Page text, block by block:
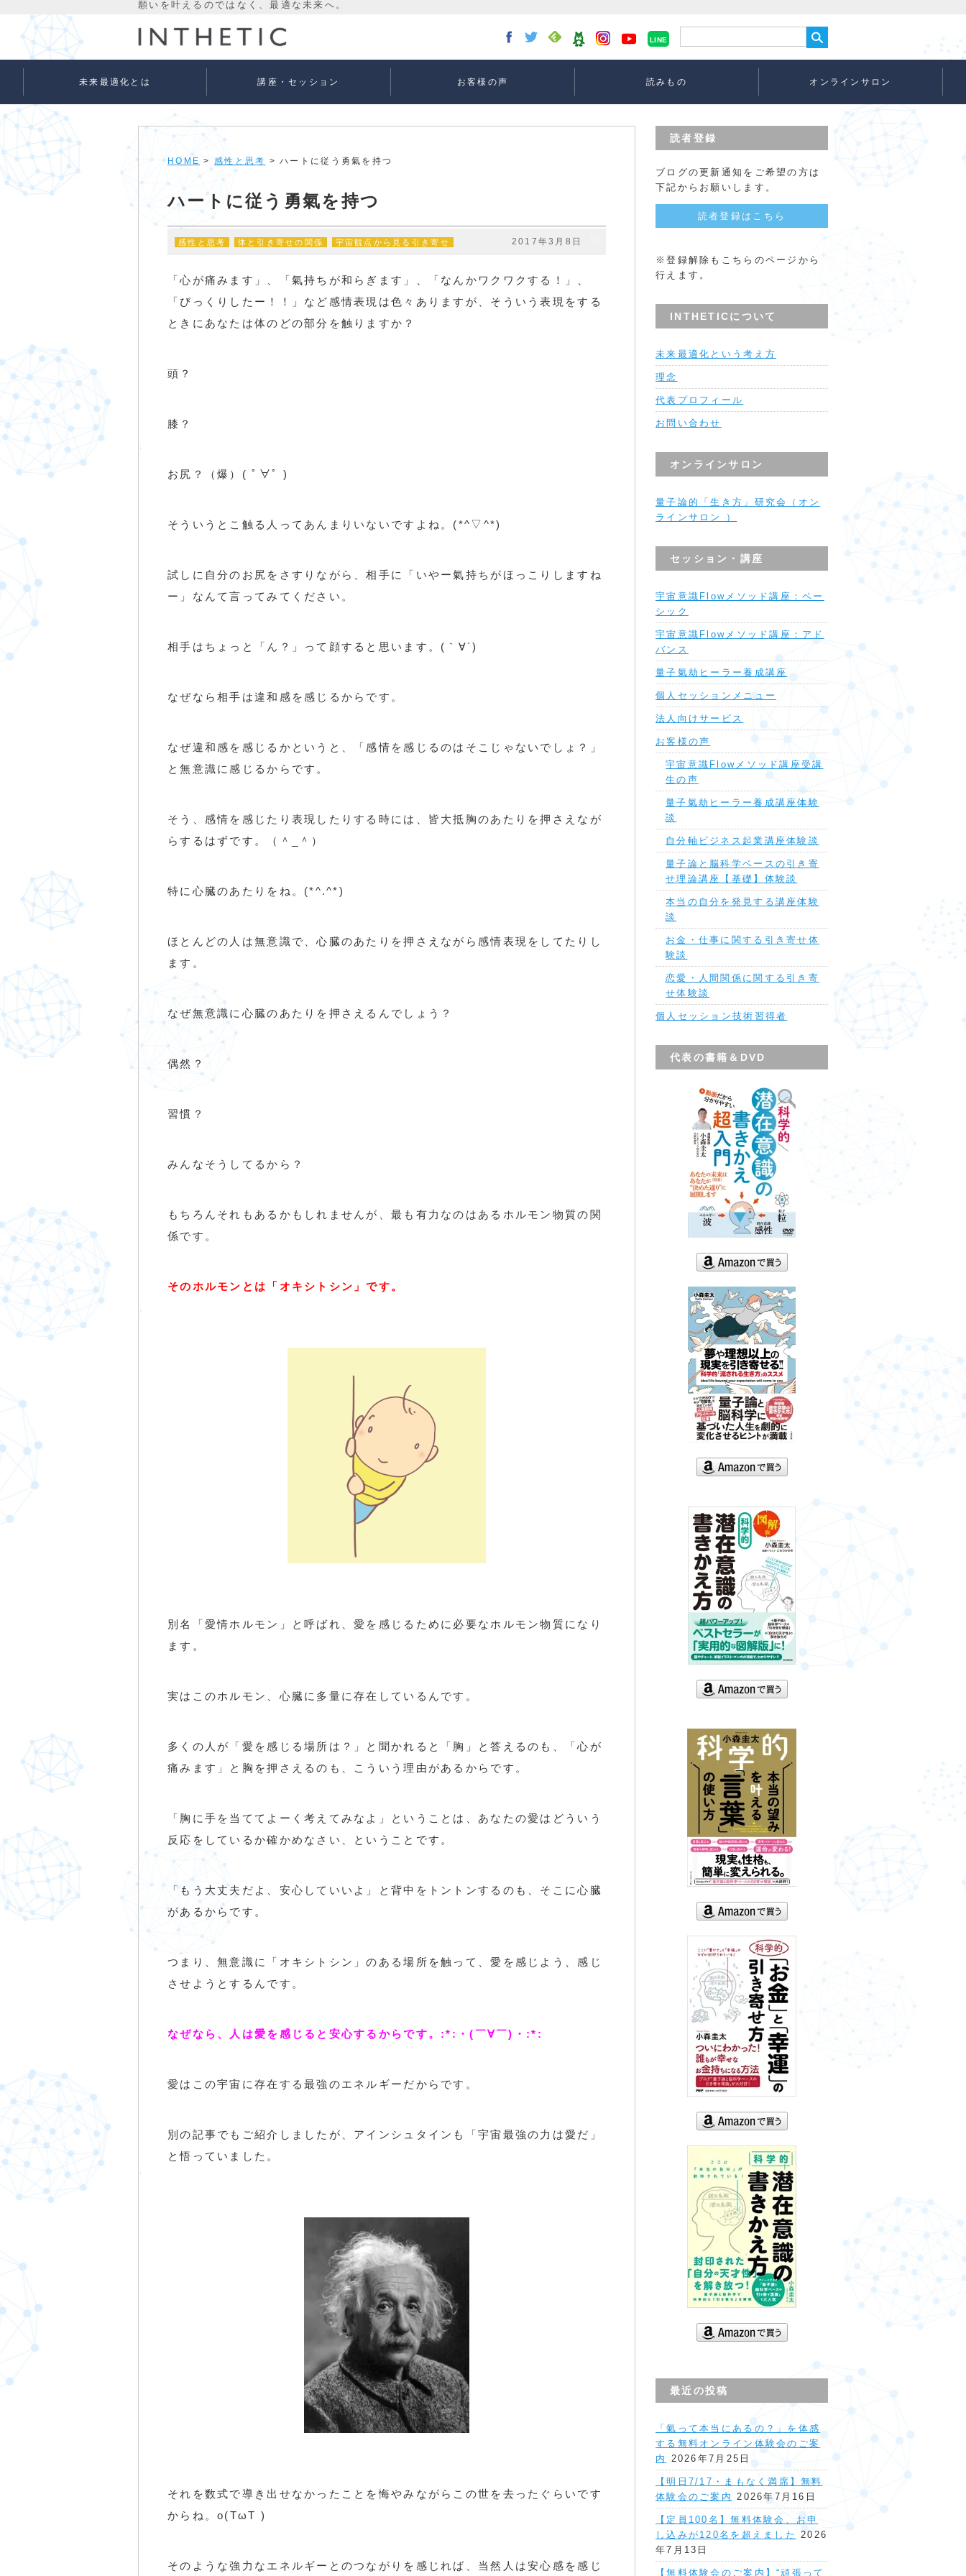
LINE
未来最適化とは 講座・セッション お客様の声 読みもの オンラインサロン
HOME > 感性と思考 > ハートに従う勇氣を持つ
ハートに従う勇氣を持つ
感性と思考 体と引き寄せの関係 宇宙観点から見る引き寄せ 2017年3月8日
「心が痛みます」、「氣持ちが和らぎます」、「なんかワクワクする！」、
「びっくりしたー！！」など感情表現は色々ありますが、そういう表現をする
ときにあなたは体のどの部分を触りますか？
頭？
膝？
お尻？（爆）( ﾟ∀ﾟ )
そういうとこ触る人ってあんまりいないですよね。(*^▽^*)
試しに自分のお尻をさすりながら、相手に「いやー氣持ちがほっこりしますね
ー」なんて言ってみてください。
相手はちょっと「ん？」って顔すると思います。(｀∀´)
なぜなら相手は違和感を感じるからです。
なぜ違和感を感じるかというと、「感情を感じるのはそこじゃないでしょ？」
と無意識に感じるからです。
そう、感情を感じたり表現したりする時には、皆大抵胸のあたりを押さえなが
らするはずです。（＾_＾）
特に心臓のあたりをね。(*^.^*)
ほとんどの人は無意識で、心臓のあたりを押さえながら感情表現をしてたりし
ます。
なぜ無意識に心臓のあたりを押さえるんでしょう？
偶然？
習慣？
みんなそうしてるから？
もちろんそれもあるかもしれませんが、最も有力なのはあるホルモン物質の関
係です。
そのホルモンとは「オキシトシン」です。
別名「愛情ホルモン」と呼ばれ、愛を感じるために必要なホルモン物質になり
ます。
実はこのホルモン、心臓に多量に存在しているんです。
多くの人が「愛を感じる場所は？」と聞かれると「胸」と答えるのも、「心が
痛みます」と胸を押さえるのも、こういう理由があるからです。
「胸に手を当ててよーく考えてみなよ」ということは、あなたの愛はどういう
反応をしているか確かめなさい、ということです。
「もう大丈夫だよ、安心していいよ」と背中をトントンするのも、そこに心臓
があるからです。
つまり、無意識に「オキシトシン」のある場所を触って、愛を感じよう、感じ
させようとするんです。
なぜなら、人は愛を感じると安心するからです。:*:・(￣∀￣)・:*:
愛はこの宇宙に存在する最強のエネルギーだからです。
別の記事でもご紹介しましたが、アインシュタインも「宇宙最強の力は愛だ」
と悟っていました。
それを数式で導き出せなかったことを悔やみながらこの世を去ったぐらいです
からね。o(TωT )
そのような強力なエネルギーとのつながりを感じれば、当然人は安心感を感じ
読者登録
ブログの更新通知をご希望の方は
下記からお願いします。
読者登録はこちら
※登録解除もこちらのページから
行えます。
INTHETICについて
未来最適化という考え方
理念
代表プロフィール
お問い合わせ
オンラインサロン
量子論的「生き方」研究会（オン
ラインサロン ）
セッション・講座
宇宙意識Flowメソッド講座：ベー
シック
宇宙意識Flowメソッド講座：アド
バンス
量子氣劫ヒーラー養成講座
個人セッションメニュー
法人向けサービス
お客様の声
宇宙意識Flowメソッド講座受講
生の声
量子氣劫ヒーラー養成講座体験
談
自分軸ビジネス起業講座体験談
量子論と脳科学ベースの引き寄
せ理論講座【基礎】体験談
本当の自分を発見する講座体験
談
お金・仕事に関する引き寄せ体
験談
恋愛・人間関係に関する引き寄
せ体験談
個人セッション技術習得者
代表の書籍＆DVD
最近の投稿
「氣って本当にあるの？」を体感
する無料オンライン体験会のご案
内
2026年7月25日
【明日7/17・まもなく満席】無料
体験会のご案内
2026年7月16日
【定員100名】無料体験会、お申
し込みが120名を超えました
2026
年7月13日
【無料体験会のご案内】“頑張って